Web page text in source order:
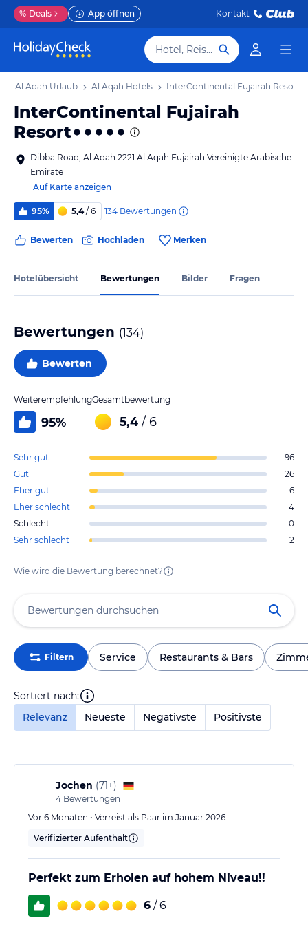
% Deals App öffnen Kontakt
Hotel, Reiseziel
Al Aqah Urlaub Al Aqah Hotels InterContinental Fujairah Resort
InterContinental Fujairah
Resort
Dibba Road, Al Aqah 2221 Al Aqah Fujairah Vereinigte Arabische
Emirate
Auf Karte anzeigen
95% 5,4/ 6 134 Bewertungen
Bewerten Hochladen Merken
Hotelübersicht Bewertungen Bilder Fragen
Bewertungen (134)
Bewerten
Weiterempfehlung
95%
Gesamtbewertung
5,4 / 6
Sehr gut
96
Gut
26
Eher gut
6
Eher schlecht
4
Schlecht
0
Sehr schlecht
2
Wie wird die Bewertung berechnet?
Filtern Service Restaurants & Bars
Sortiert nach:
Relevanz
Neueste Negativste Positivste
Jochen (71+)
4 Bewertungen
Vor 6 Monaten • Verreist als Paar im Januar 2026
Verifizierter Aufenthalt
Perfekt zum Erholen auf hohem Niveau!!
6 / 6